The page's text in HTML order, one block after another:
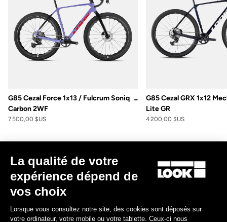
G85 Cezal Force 1x13 / Fulcrum Soniq
Carbon 2WF
7 500,00 $US
Speckled Purple Neon
G85 Cezal GRX 1x12
Lite GR
4 200,00 $US
La qualité de votre
expérience dépend de
vos choix
Lorsque vous consultez notre site, des cookies sont déposés sur
votre ordinateur, votre mobile ou votre tablette. Ceux-ci nous